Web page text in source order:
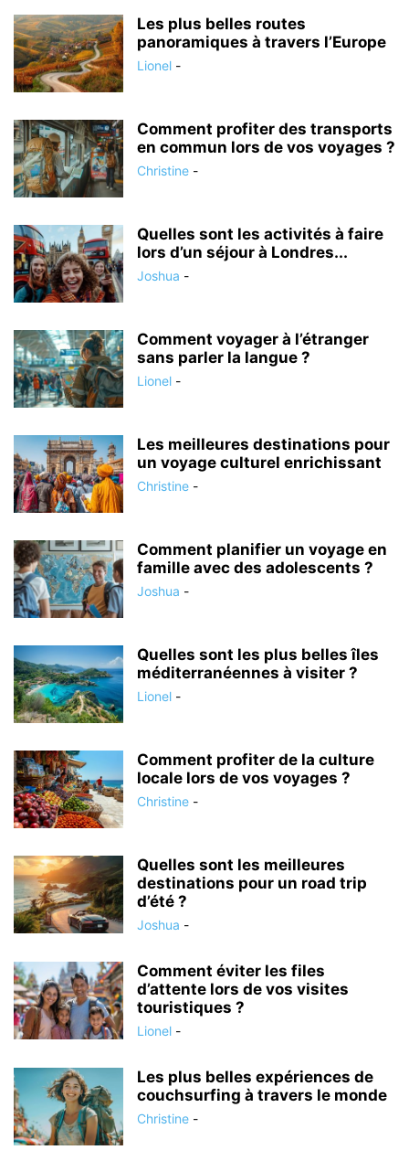
Les plus belles routes
panoramiques à travers l’Europe
Lionel -
Comment profiter des transports
en commun lors de vos voyages ?
Christine -
Quelles sont les activités à faire
lors d’un séjour à Londres...
Joshua -
Comment voyager à l’étranger
sans parler la langue ?
Lionel -
Les meilleures destinations pour
un voyage culturel enrichissant
Christine -
Comment planifier un voyage en
famille avec des adolescents ?
Joshua -
Quelles sont les plus belles îles
méditerranéennes à visiter ?
Lionel -
Comment profiter de la culture
locale lors de vos voyages ?
Christine -
Quelles sont les meilleures
destinations pour un road trip
d’été ?
Joshua -
Comment éviter les files
d’attente lors de vos visites
touristiques ?
Lionel -
Les plus belles expériences de
couchsurfing à travers le monde
Christine -